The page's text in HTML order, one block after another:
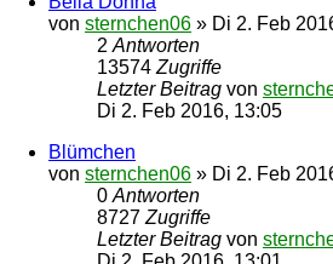
von sternchen06 » Di 2. Feb
2 Antworten
13574 Zugriffe
Letzter Beitrag von
Di 2. Feb 2016, 13:05
Blümchen
von sternchen06 » Di 2. Feb
0 Antworten
8727 Zugriffe
Letzter Beitrag von